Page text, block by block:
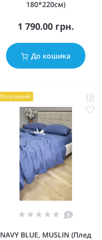
180*220см)
1 790.00 грн.
До кошика
Популярний
0
NAVY BLUE, MUSLIN (Плед